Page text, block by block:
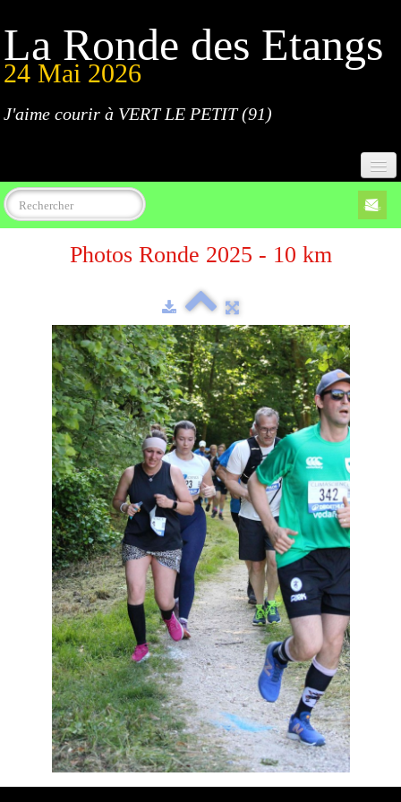
La Ronde des Etangs
24 Mai 2026
J'aime courir à VERT LE PETIT (91)
Accueil
Programme
Règlement
Parcours
Résultats
Devenez bénévoles
Partenaires
Photos▼
Photos Ronde 2025 - 10 km